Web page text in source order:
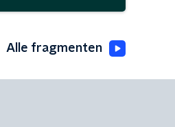
Alle fragmenten